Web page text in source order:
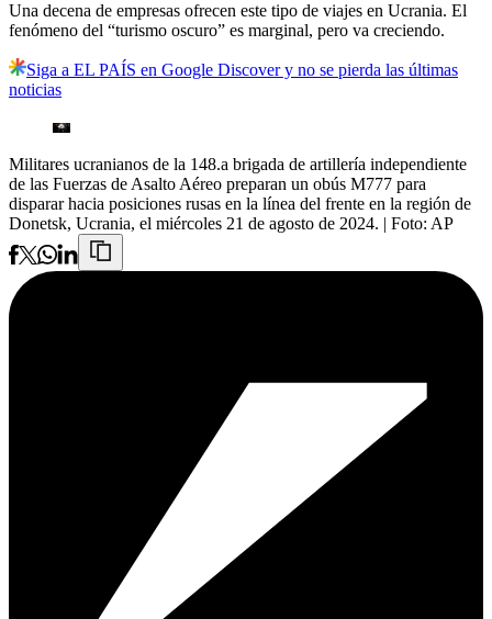
Una decena de empresas ofrecen este tipo de viajes en Ucrania. El
fenómeno del “turismo oscuro” es marginal, pero va creciendo.
Siga a EL PAÍS en Google Discover y no se pierda las últimas
noticias
Militares ucranianos de la 148.a brigada de artillería independiente
de las Fuerzas de Asalto Aéreo preparan un obús M777 para
disparar hacia posiciones rusas en la línea del frente en la región de
Donetsk, Ucrania, el miércoles 21 de agosto de 2024. | Foto: AP